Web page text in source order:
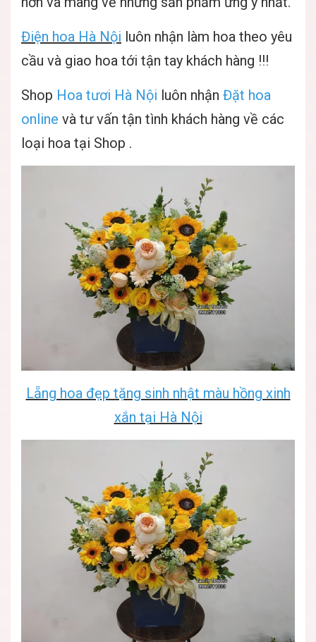
Điện hoa Hà Nội luôn nhận làm hoa theo yêu
cầu và giao hoa tới tận tay khách hàng !!!
Shop Hoa tươi Hà Nội luôn nhận Đặt hoa
online và tư vấn tận tình khách hàng về các
loại hoa tại Shop .
Lẵng hoa đẹp tặng sinh nhật màu hồng xinh
xắn tại Hà Nội